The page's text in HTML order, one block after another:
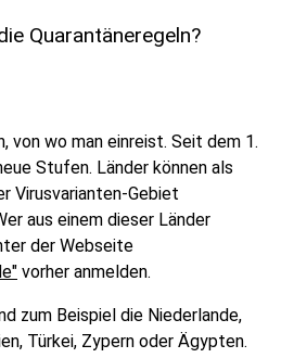
Quarantäneregeln?
von wo man einreist. Seit dem 1.
Stufen. Länder können als
Virusvarianten-Gebiet
aus einem dieser Länder
der Webseite
vorher anmelden.
zum Beispiel die Niederlande,
Türkei, Zypern oder Ägypten.